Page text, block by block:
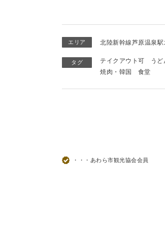
エリア 北陸新幹線芦原温泉駅
タグ テイクアウト可 う
焼肉・韓国
食堂
・・・あわら市観光協会会員